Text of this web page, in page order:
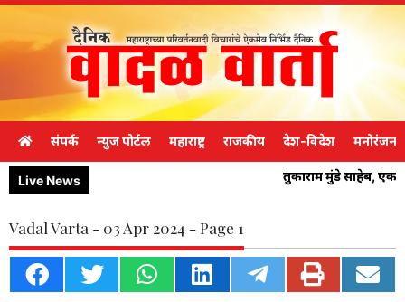
संपर्क न्युज पोर्टल महाराष्ट्र राजकीय देश-विदेश मनोरंजन
Live News तुकाराम मुंडे साहेब,
Vadal Varta - 03 Apr 2024 - Page 1